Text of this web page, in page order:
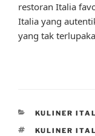
restoran Italia
Italia yang
yang tak
CATEGORIES
KULINER
TAGS
KULINER